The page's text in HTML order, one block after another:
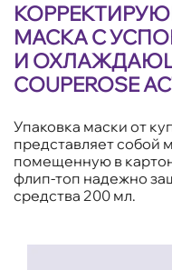
МАСКА С
И
COUPEROSE
Упаковка маски от
представляет собой
помещенную в
флип-топ надежно
средства 200 мл.